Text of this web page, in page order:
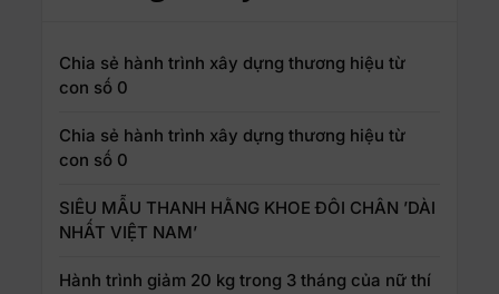
Chia sẻ hành trình xây dựng thương hiệu từ
con số 0
Chia sẻ hành trình xây dựng thương hiệu từ
con số 0
SIÊU MẪU THANH HẰNG KHOE ĐÔI CHÂN ’DÀI
NHẤT VIỆT NAM’
Hành trình giảm 20 kg trong 3 tháng của nữ thí